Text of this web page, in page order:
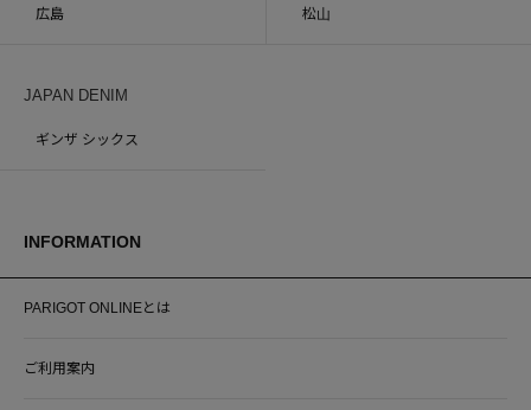
広島 松山
JAPAN DENIM
ギンザ シックス
INFORMATION
PARIGOT ONLINEとは
ご利用案内